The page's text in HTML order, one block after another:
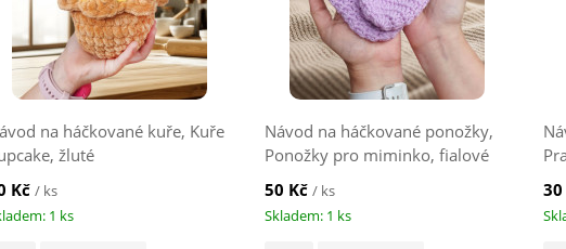
na háčkované kuře, Kuře
žluté
Kč / ks
1 ks
Návod na háčkované ponožky,
Ponožky pro miminko, fialové
50 Kč/ ks
Skladem: 1 ks
30